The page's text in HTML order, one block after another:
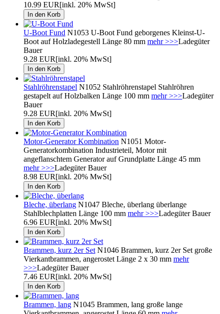
10.99 EUR[inkl. 20% MwSt]
U-Boot Fund N1053 U-Boot Fund geborgenes Kleinst-U-
Boot auf Holzladegestell Länge 80 mm mehr >>>Ladegüter
Bauer
9.28 EUR[inkl. 20% MwSt]
Stahlröhrenstapel N1052 Stahlröhrenstapel Stahlröhren
gestapelt auf Holzbalken Länge 100 mm mehr >>>Ladegüter
Bauer
9.28 EUR[inkl. 20% MwSt]
Motor-Generator Kombination N1051 Motor-
Generatorkombination Industrieteil, Motor mit
angeflanschtem Generator auf Grundplatte Länge 45 mm
mehr >>>Ladegüter Bauer
8.98 EUR[inkl. 20% MwSt]
Bleche, überlang N1047 Bleche, überlang überlange
Stahlblechplatten Länge 100 mm mehr >>>Ladegüter Bauer
6.96 EUR[inkl. 20% MwSt]
Brammen, kurz 2er Set N1046 Brammen, kurz 2er Set große
Vierkantbrammen, angerostet Länge 2 x 30 mm mehr
>>>Ladegüter Bauer
7.46 EUR[inkl. 20% MwSt]
Brammen, lang N1045 Brammen, lang große lange